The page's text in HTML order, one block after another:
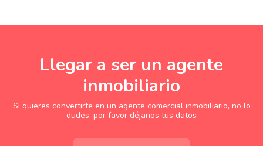
Llegar a ser un agente
inmobiliario
Si quieres convertirte en un agente comercial inmobiliario, no lo
dudes, por favor déjanos tus datos